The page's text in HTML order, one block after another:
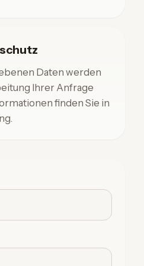
Daten werden
Ihrer Anfrage
finden Sie in